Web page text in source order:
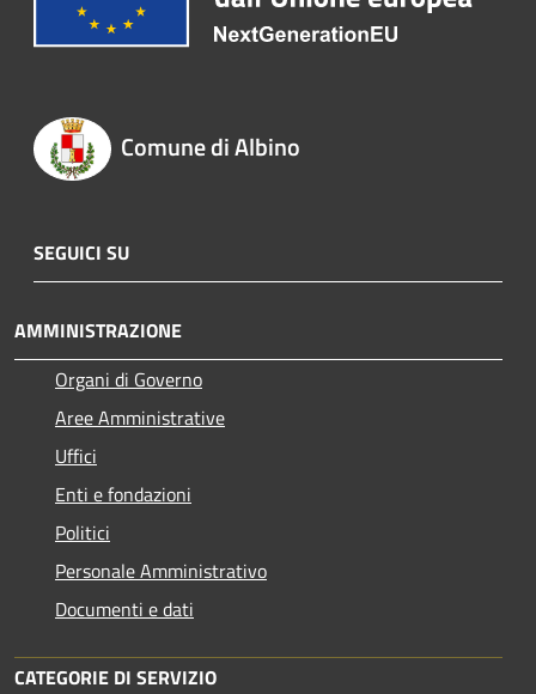
Comune di Albino
SEGUICI SU
AMMINISTRAZIONE
Organi di Governo
Aree Amministrative
Uffici
Enti e fondazioni
Politici
Personale Amministrativo
Documenti e dati
CATEGORIE DI SERVIZIO